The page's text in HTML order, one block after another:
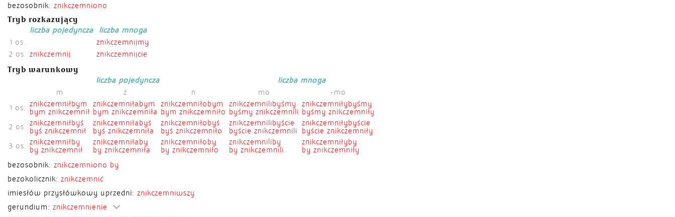
bezosobnik: znikczemniono
Tryb rozkazujący
liczba pojedyncza
liczba mnoga
1 os.
znikczemnijmy
2 os. znikczemnij znikczemnijcie
Tryb warunkowy
liczba pojedyncza
liczba mnoga
m
ż n mo
-mo
1 os. znikczemniłbym
bym znikczemnił
znikczemniłabym
bym znikczemniła
znikczemniłobym
bym znikczemniło
znikczemnilibyśmy
byśmy znikczemnili
znikczemniłybyśmy
byśmy znikczemniły
2 os. znikczemniłbyś
byś znikczemnił
znikczemniłabyś
byś znikczemniła
znikczemniłobyś
byś znikczemniło
znikczemnilibyście
byście znikczemnili
znikczemniłybyście
byście znikczemniły
3 os. znikczemniłby
by znikczemnił
znikczemniłaby
by znikczemniła
znikczemniłoby
by znikczemniło
znikczemniliby
by znikczemnili
znikczemniłyby
by znikczemniły
bezosobnik: znikczemniono by
bezokolicznik: znikczemnić
imiesłów przysłówkowy uprzedni: znikczemniwszy
gerundium: znikczemnienie